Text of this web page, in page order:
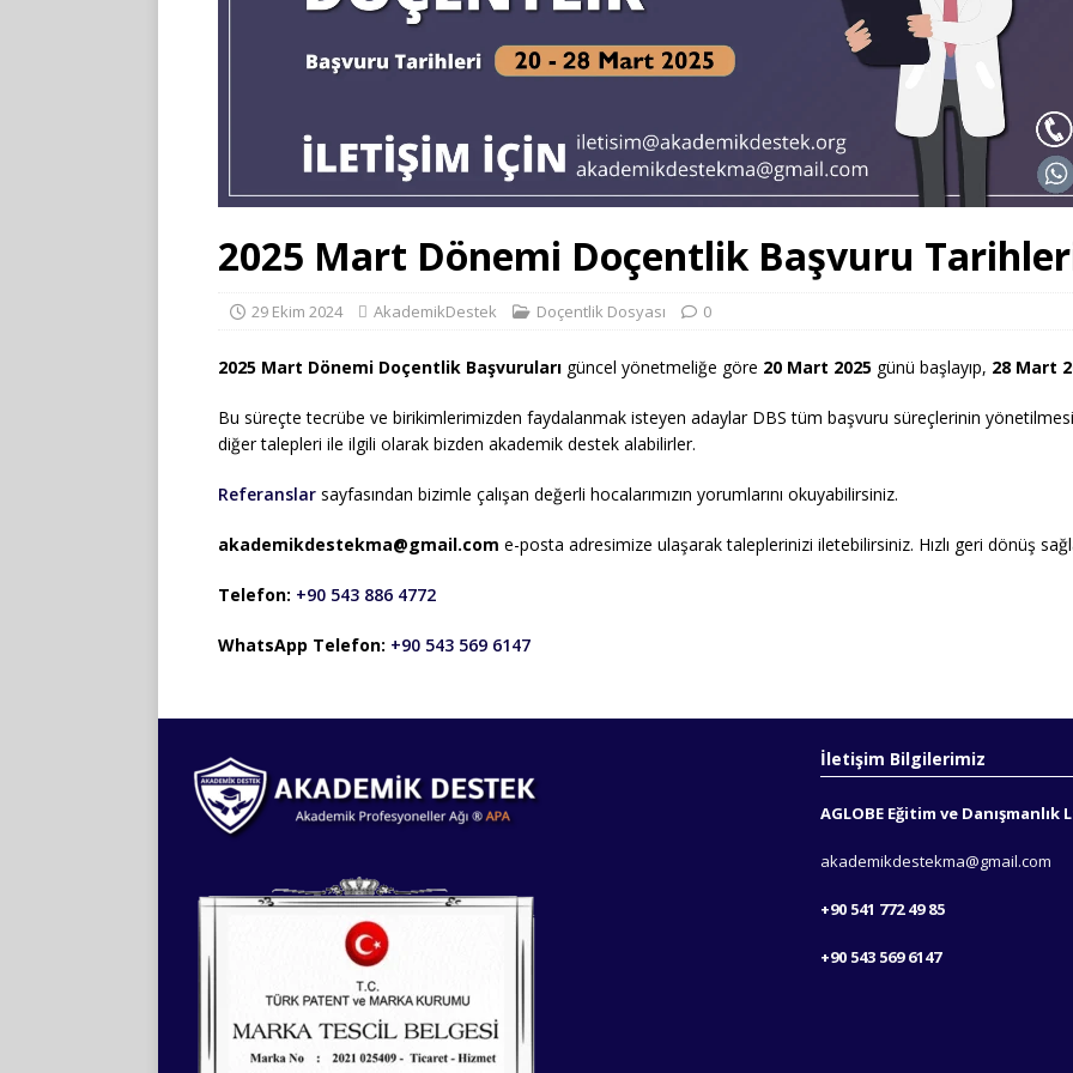
2025 Mart Dönemi Doçentlik Başvuru
29 Ekim 2024 AkademikDestek Doçentlik Dosyası 0
2025 Mart Dönemi Doçentlik Başvuruları güncel yönetmeliğe göre 20 Mart 2025 günü başlayıp, 28 Mart
Bu süreçte tecrübe ve birikimlerimizden faydalanmak isteyen adaylar DBS tüm başvuru süreçlerinin
diğer talepleri ile ilgili olarak bizden akademik destek alabilirler.
Referanslar sayfasından bizimle çalışan değerli hocalarımızın yorumlarını okuyabilirsiniz.
akademikdestekma@gmail.com e-posta adresimize ulaşarak taleplerinizi iletebilirsiniz. Hızlı geri dönüş
Telefon: +90 543 886 4772
WhatsApp Telefon: +90 543 569 6147
İletişim Bilgilerimiz
AGLOBE Eğitim ve Danışmanlık
akademikdestekma@gmail.com
+90 541 772 49 85
+90 543 569 6147